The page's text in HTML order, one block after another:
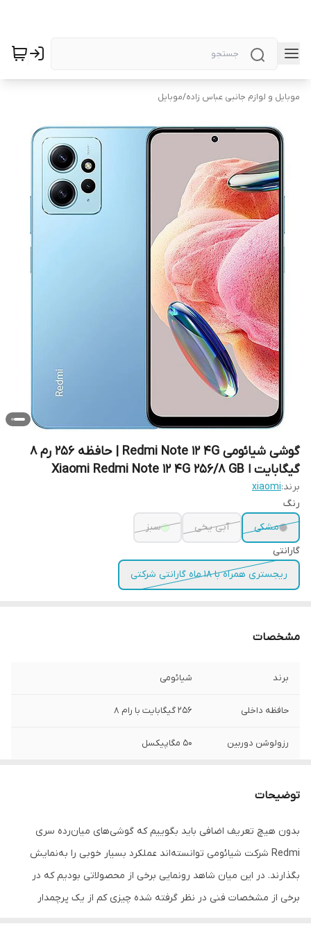
موبایل و لوازم جانبی عباس زاده/موبایل
گوشی شیائومی Redmi Note 12 4G | حافظه 256 رم 8
گیگابایت ا Xiaomi Redmi Note 12 4G 256/8 GB
برند:xiaomi
رنگ
مشکی
آبی یخی
سبز
گارانتی
ریجستری همراه با 18 ماه گارانتی شرکتی
مشخصات
برند شیائومی
حافظه داخلی 256 گیگابایت با رام 8
رزولوشن دوربین 50 مگاپیکسل
توضیحات
بدون هیچ تعریف اضافی باید بگوییم که گوشی‌های میان‌رده سری
Redmi شرکت شیائومی توانسته‌اند عملکرد بسیار خوبی را به‌نمایش
بگذارند. در این میان شاهد رونمایی برخی از محصولاتی بودیم که در
برخی از مشخصات فنی در نظر گرفته شده چیزی کم از یک پرچمدار